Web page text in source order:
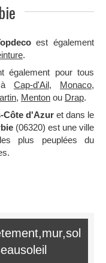
est également
.
également pour tous
Cap-d'Ail, Monaco,
, Menton ou Drap.
Côte d'Azuret dans le
(06320) est une ville
plus peuplées du